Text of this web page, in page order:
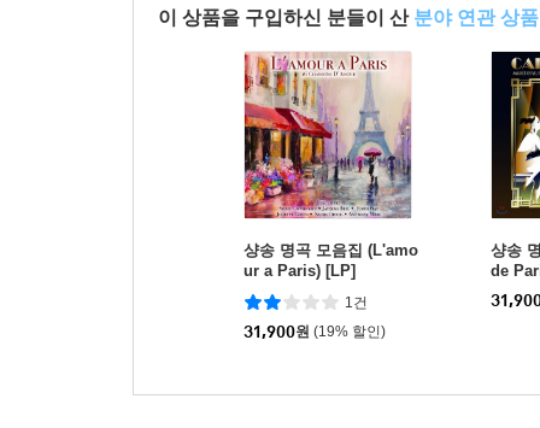
이 상품을 구입하신 분들이 산 분야 연관 상품
샹송 명곡 모음집 (L'amo
ur a Paris) [LP]
1건
31,900원 (19% 할인)
샹송
de